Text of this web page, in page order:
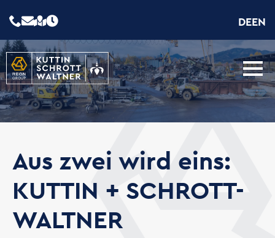
DEEN
Aus zwei wird eins:
KUTTIN + SCHROTT-
WALTNER